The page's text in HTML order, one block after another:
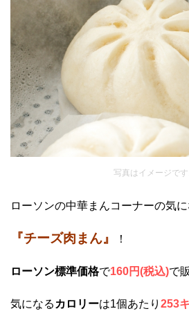
写真はイメージです
ローソンの中華まんコーナーの気
『チーズ肉まん』 ！
ローソン標準価格で160円(税込)で
気になる カロリーは1個あたり 253